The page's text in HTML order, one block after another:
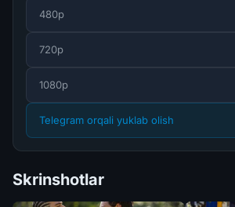
480p
720p
1080p
Telegram orqali yuklab olish
Skrinshotlar